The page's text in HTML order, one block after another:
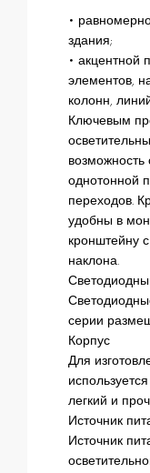
•
здания;
• акцентной
элементов,
колонн,
Ключевым
однотонной
переходов.
удобны в
кронштейну
наклона.
серии
Корпус
Для
легкий и
Источник
Источник